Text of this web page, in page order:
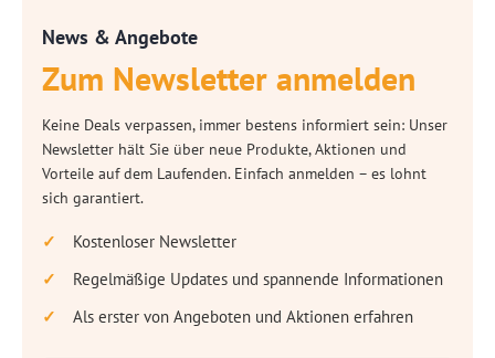
News & Angebote
Zum Newsletter anmelden
Keine Deals verpassen, immer bestens informiert sein: Unser
Newsletter hält Sie über neue Produkte, Aktionen und
Vorteile auf dem Laufenden. Einfach anmelden – es lohnt
sich garantiert.
Kostenloser Newsletter
Regelmäßige Updates und spannende Informationen
Als erster von Angeboten und Aktionen erfahren